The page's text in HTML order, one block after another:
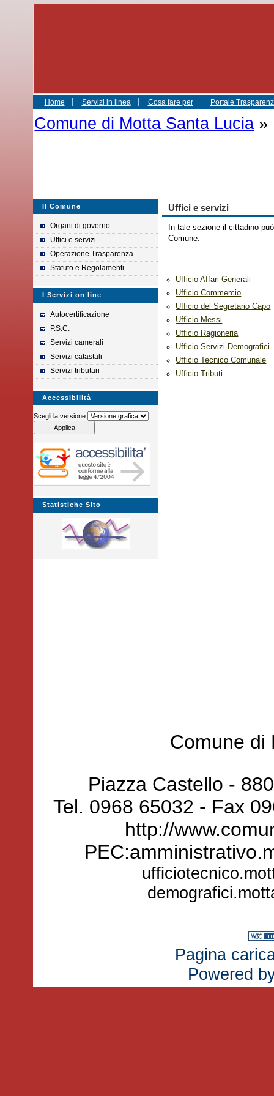
Home Servizi in linea Cosa fare per Portale
Comune di Motta Santa Lucia »
Il Comune
Organi di governo
Uffici e servizi
Operazione Trasparenza
Statuto e Regolamenti
I Servizi on line
Autocertificazione
P.S.C.
Servizi camerali
Servizi catastali
Servizi tributari
Accessibilità
Scegli la versione:
Statistiche Sito
Uffici e servizi
In tale sezione il cittadino
Comune:
Ufficio Affari Generali
Ufficio Commercio
Ufficio del Segretario Capo
Ufficio Messi
Ufficio Ragioneria
Ufficio Servizi Demografici
Ufficio Tecnico Comunale
Ufficio Tributi
Comune di
Piazza Castello -
Tel. 0968 65032 - Fax
http://
Pagina
Powered